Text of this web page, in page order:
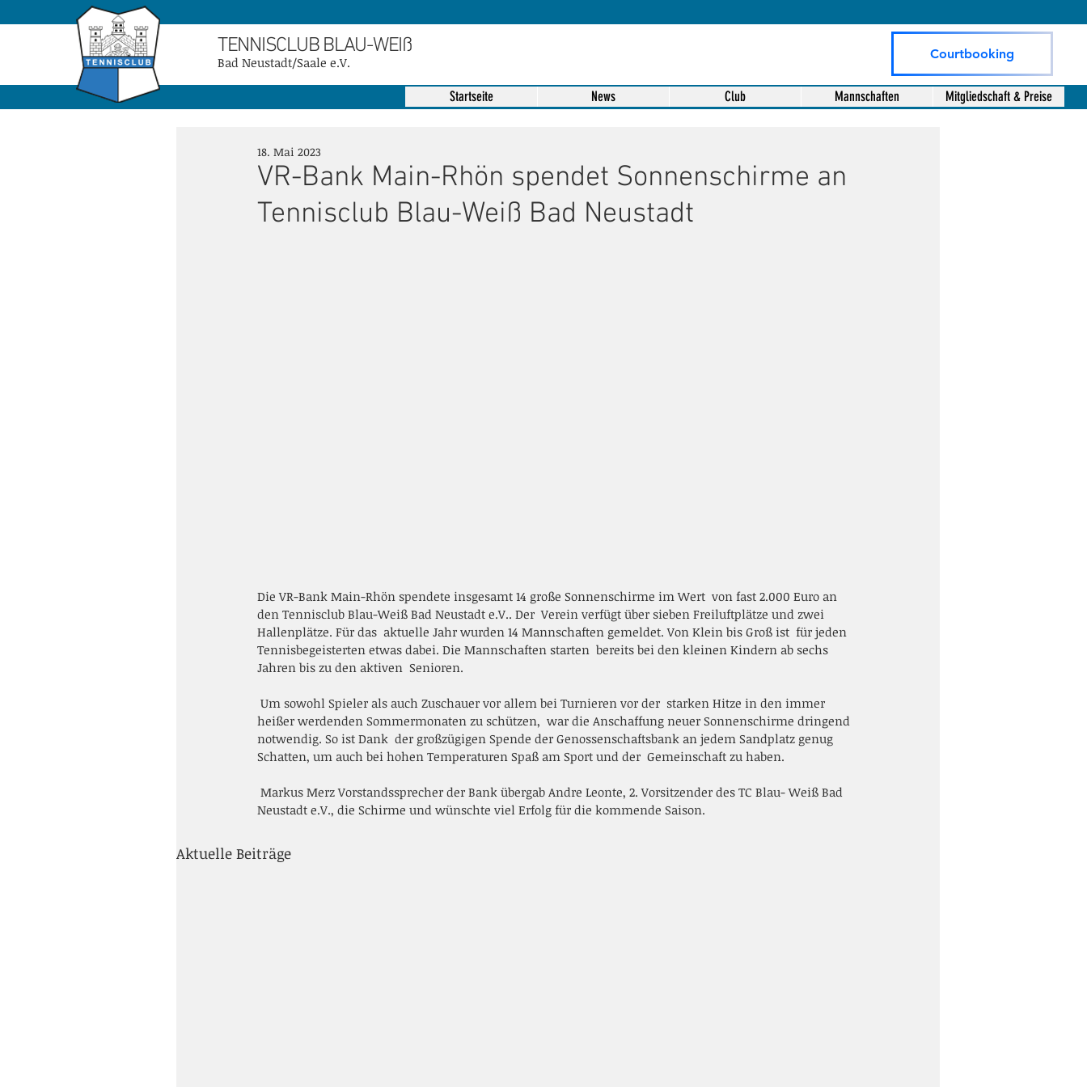
TENNISCLUB BLAU-WEIß
Bad Neustadt/Saale e.V.
Courtbooking
Startseite News Club Mannschaften Mitgliedschaft & Preise
VR-Bank Main-Rhön spendet Sonnenschirme an
Tennisclub Blau-Weiß Bad Neustadt
18. Mai 2023
Die VR-Bank Main-Rhön spendete insgesamt 14 große Sonnenschirme im Wert  von fast 2.000 Euro an
den Tennisclub Blau-Weiß Bad Neustadt e.V.. Der  Verein verfügt über sieben Freiluftplätze und zwei
Hallenplätze. Für das  aktuelle Jahr wurden 14 Mannschaften gemeldet. Von Klein bis Groß ist  für jeden
Tennisbegeisterten etwas dabei. Die Mannschaften starten  bereits bei den kleinen Kindern ab sechs
Jahren bis zu den aktiven  Senioren.
heißer werdenden Sommermonaten zu schützen,  war die Anschaffung neuer Sonnenschirme dringend
notwendig. So ist Dank  der großzügigen Spende der Genossenschaftsbank an jedem Sandplatz genug
Schatten, um auch bei hohen Temperaturen Spaß am Sport und der  Gemeinschaft zu haben.
Neustadt e.V., die Schirme und wünschte viel Erfolg für die kommende Saison.
Aktuelle Beiträge